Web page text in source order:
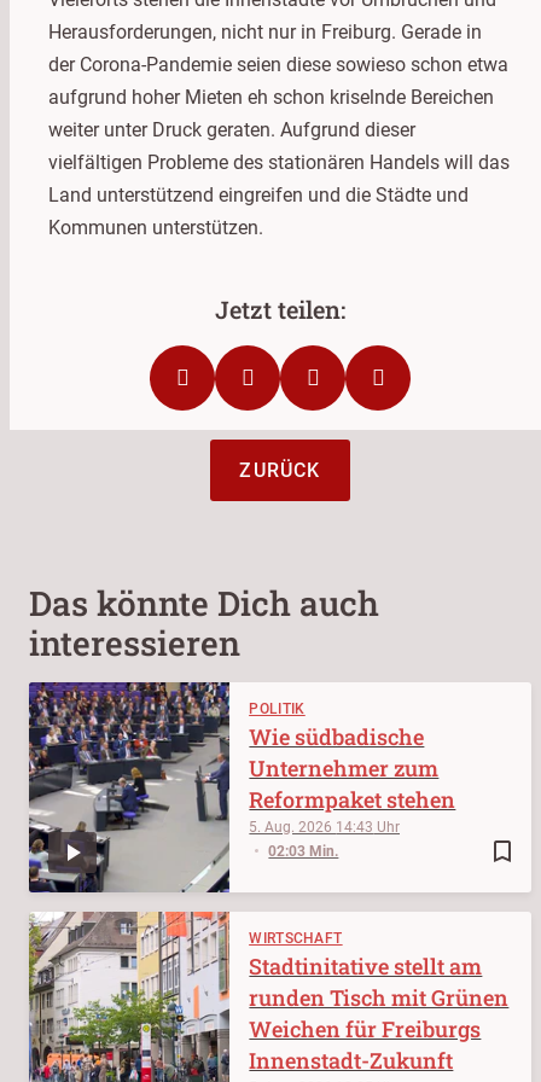
Herausforderungen, nicht nur in Freiburg. Gerade in
der Corona-Pandemie seien diese sowieso schon etwa
aufgrund hoher Mieten eh schon kriselnde Bereichen
weiter unter Druck geraten. Aufgrund dieser
vielfältigen Probleme des stationären Handels will das
Land unterstützend eingreifen und die Städte und
Kommunen unterstützen.
ZURÜCK
Das könnte Dich auch
interessieren
POLITIK
bookmark_border
5. Aug. 2026 14:43
02:03 Min.
Wie südbadische
Unternehmer zum
Reformpaket stehen
WIRTSCHAFT
Stadtinitative stellt am
runden Tisch mit Grünen
Weichen für Freiburgs
Innenstadt-Zukunft